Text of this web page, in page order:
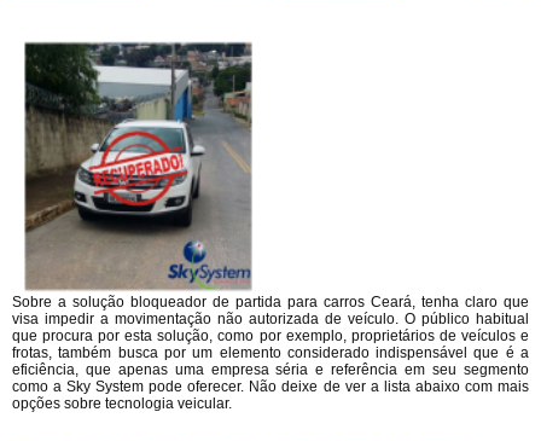
Sobre a solução bloqueador de partida para carros Ceará, tenha claro que
visa impedir a movimentação não autorizada de veículo. O público habitual
que procura por esta solução, como por exemplo, proprietários de veículos e
frotas, também busca por um elemento considerado indispensável que é a
eficiência, que apenas uma empresa séria e referência em seu segmento
como a Sky System pode oferecer. Não deixe de ver a lista abaixo com mais
opções sobre tecnologia veicular.